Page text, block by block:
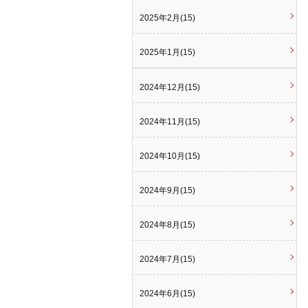
2025年2月(15)
2025年1月(15)
2024年12月(15)
2024年11月(15)
2024年10月(15)
2024年9月(15)
2024年8月(15)
2024年7月(15)
2024年6月(15)